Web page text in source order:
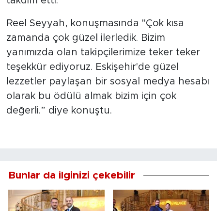
Reel Seyyah, konuşmasında "Çok kısa
zamanda çok güzel ilerledik. Bizim
yanımızda olan takipçilerimize teker teker
teşekkür ediyoruz. Eskişehir'de güzel
lezzetler paylaşan bir sosyal medya hesabı
olarak bu ödülü almak bizim için çok
değerli.” diye konuştu.
Bunlar da ilginizi çekebilir